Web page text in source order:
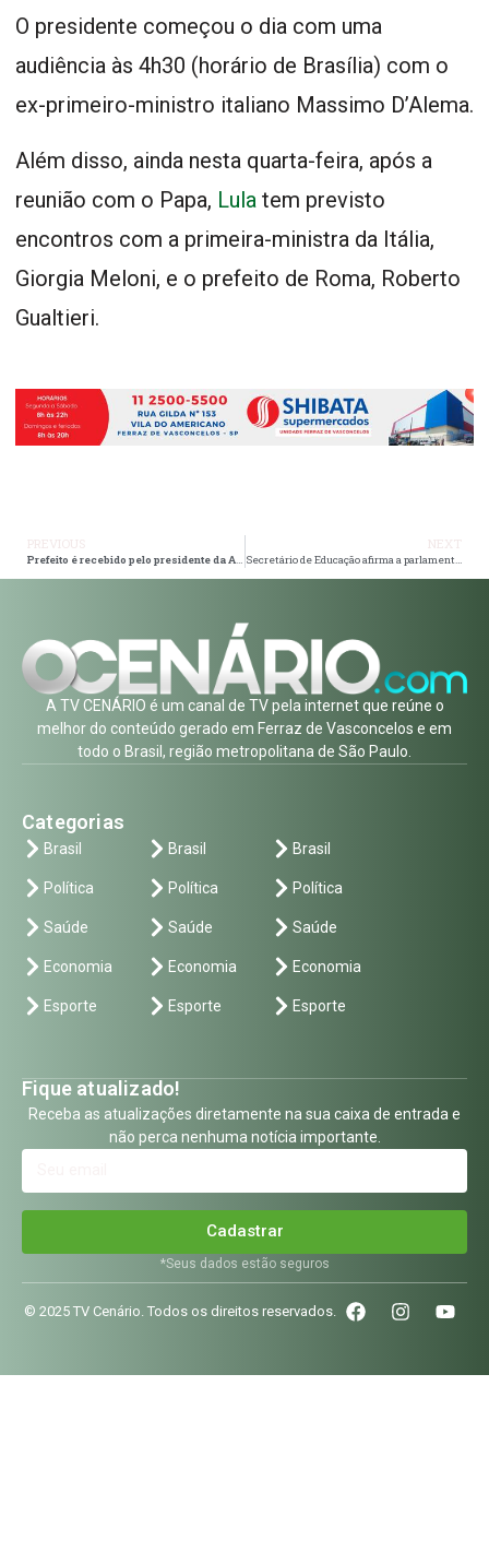
O presidente começou o dia com uma
audiência às 4h30 (horário de Brasília) com o
ex-primeiro-ministro italiano Massimo D’Alema.
Além disso, ainda nesta quarta-feira, após a
reunião com o Papa, Lula tem previsto
encontros com a primeira-ministra da Itália,
Giorgia Meloni, e o prefeito de Roma, Roberto
Gualtieri.
Prefeito é recebido pelo presidente da Alesp no Palácio 9 de Julho Secretário de Educação afirma a parlamentares da Alesp que Novo Ensino Médio deve ser reformulado
A TV CENÁRIO é um canal de TV pela internet que reúne o
melhor do conteúdo gerado em Ferraz de Vasconcelos e em
todo o Brasil, região metropolitana de São Paulo.
Categorias
Brasil
Política
Saúde
Economia
Esporte
Brasil
Política
Saúde
Economia
Esporte
Brasil
Política
Saúde
Economia
Esporte
Fique atualizado!
Receba as atualizações diretamente na sua caixa de entrada e
não perca nenhuma notícia importante.
Cadastrar
*Seus dados estão seguros
© 2025 TV Cenário. Todos os direitos reservados.